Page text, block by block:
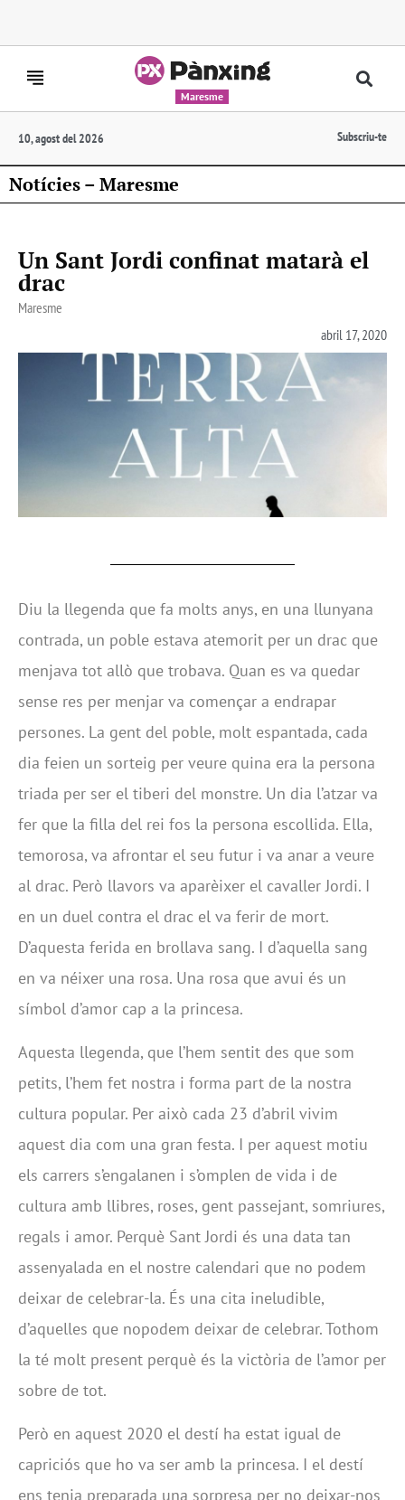
Maresme
10, agost del 2026 Subscriu-te
Notícies – Maresme
Un Sant Jordi confinat matarà el
drac
Maresme
abril 17, 2020
Diu la llegenda que fa molts anys, en una llunyana
contrada, un poble estava atemorit per un drac que
menjava tot allò que trobava. Quan es va quedar
sense res per menjar va començar a endrapar
persones. La gent del poble, molt espantada, cada
dia feien un sorteig per veure quina era la persona
triada per ser el tiberi del monstre. Un dia l’atzar va
fer que la filla del rei fos la persona escollida. Ella,
temorosa, va afrontar el seu futur i va anar a veure
al drac. Però llavors va aparèixer el cavaller Jordi. I
en un duel contra el drac el va ferir de mort.
D’aquesta ferida en brollava sang. I d’aquella sang
en va néixer una rosa. Una rosa que avui és un
símbol d’amor cap a la princesa.
Aquesta llegenda, que l’hem sentit des que som
petits, l’hem fet nostra i forma part de la nostra
cultura popular. Per això cada 23 d’abril vivim
aquest dia com una gran festa. I per aquest motiu
els carrers s’engalanen i s’omplen de vida i de
cultura amb llibres, roses, gent passejant, somriures,
regals i amor. Perquè Sant Jordi és una data tan
assenyalada en el nostre calendari que no podem
deixar de celebrar-la. És una cita ineludible,
d’aquelles que nopodem deixar de celebrar. Tothom
la té molt present perquè és la victòria de l’amor per
sobre de tot.
Però en aquest 2020 el destí ha estat igual de
capriciós que ho va ser amb la princesa. I el destí
ens tenia preparada una sorpresa per no deixar-nos